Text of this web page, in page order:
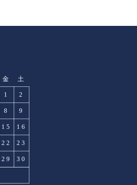
金 土
1 2
8 9
15 16
22 23
29 30